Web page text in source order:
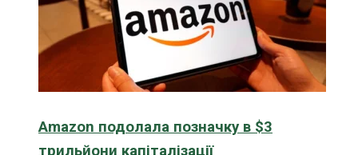
Amazon подолала позначку в $3
трильйони капіталізації